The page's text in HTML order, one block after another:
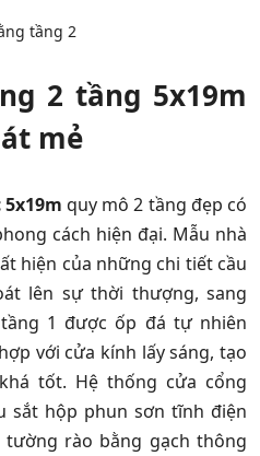
tầng 2
2 tầng 5x19m
mẻ
quy mô 2 tầng đẹp có
cách hiện đại. Mẫu nhà
hiện của những chi tiết cầu
lên sự thời thượng, sang
1 được ốp đá tự nhiên
với cửa kính lấy sáng, tạo
tốt. Hệ thống cửa cổng
sắt hộp phun sơn tĩnh điện
rào bằng gạch thông